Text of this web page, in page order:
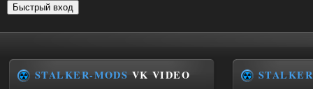
STALKER-MODS VK VIDEO